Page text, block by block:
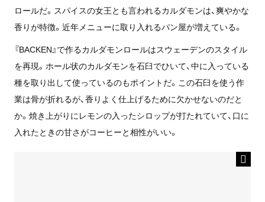
ロールだ。スパイスの女王とも言われるカルダモンは、爽やかな
香りが特徴。近年メニューに取り入れるパン屋が増えている。
『BACKEN』で作るカルダモンロールはスウェーデンのスタイル
を再現。ホール状のカルダモンを石臼でひいて、中に入っている
種を取り出して使っているのもポイントだ。この石臼を使う作
業は骨が折れるが、香りよく仕上げるために欠かせないのだと
か。焼き上がりにレモンの入ったシロップが打たれていて、口に
入れたときの甘さがコーヒーと相性がいい。